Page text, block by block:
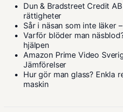
Dun & Bradstreet Credit
rättigheter
Sår i näsan som inte läker
Varför blöder man
hjälpen
Amazon Prime Video
Jämförelser
Hur gör man glass? Enkla
maskin